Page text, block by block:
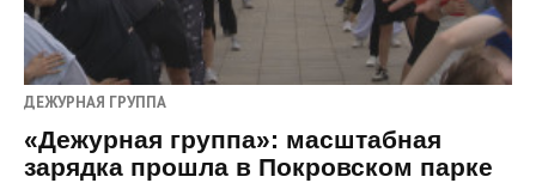
ДЕЖУРНАЯ ГРУППА
«Дежурная группа»: масштабная
зарядка прошла в Покровском парке